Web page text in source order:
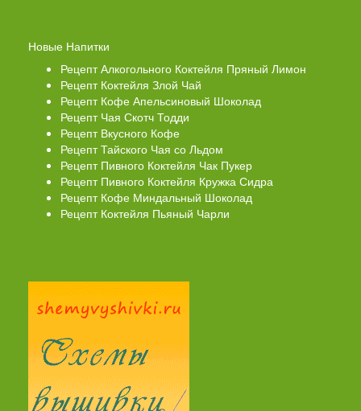
Новые Напитки
Рецепт Алкогольного Коктейля Пряный Лимон
Рецепт Коктейля Злой Чай
Рецепт Кофе Апельсиновый Шоколад
Рецепт Чая Скотч Тодди
Рецепт Вкусного Кофе
Рецепт Тайского Чая со Льдом
Рецепт Пивного Коктейля Чак Пукер
Рецепт Пивного Коктейля Кружка Сидра
Рецепт Кофе Миндальный Шоколад
Рецепт Коктейля Пьяный Чарли